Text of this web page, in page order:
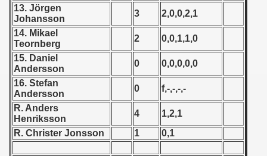
13. Jörgen
Johansson
3
2,0,0,2,1
14. Mikael
Teornberg
2
0,0,1,1,0
15. Daniel
Andersson
0
0,0,0,0,0
16. Stefan
Andersson
0
f,-,-,-,-
R. Anders
Henriksson
4
1,2,1
R. Christer Jonsson
1 0,1
- 1952
- 1953